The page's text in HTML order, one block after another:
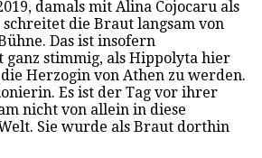
damals mit Alina Cojocaru als
die Braut langsam von
Das ist insofern
ganz stimmig, als Hippolyta hier
Herzogin von Athen zu werden.
Es ist der Tag vor ihrer
nicht von allein in diese
Sie wurde als Braut dorthin